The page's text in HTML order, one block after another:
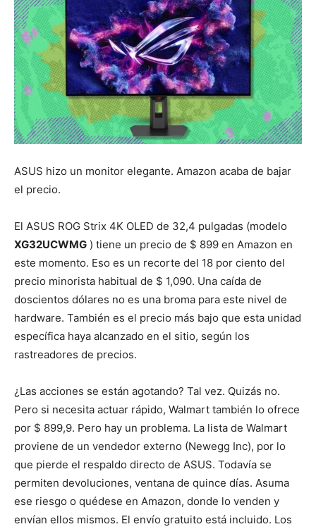
ASUS hizo un monitor elegante. Amazon acaba de bajar
el precio.
El ASUS ROG Strix 4K OLED de 32,4 pulgadas (modelo
XG32UCWMG ) tiene un precio de $ 899 en Amazon en
este momento. Eso es un recorte del 18 por ciento del
precio minorista habitual de $ 1,090. Una caída de
doscientos dólares no es una broma para este nivel de
hardware. También es el precio más bajo que esta unidad
específica haya alcanzado en el sitio, según los
rastreadores de precios.
¿Las acciones se están agotando? Tal vez. Quizás no.
Pero si necesita actuar rápido, Walmart también lo ofrece
por $ 899,9. Pero hay un problema. La lista de Walmart
proviene de un vendedor externo (Newegg Inc), por lo
que pierde el respaldo directo de ASUS. Todavía se
permiten devoluciones, ventana de quince días. Asuma
ese riesgo o quédese en Amazon, donde lo venden y
envían ellos mismos. El envío gratuito está incluido. Los